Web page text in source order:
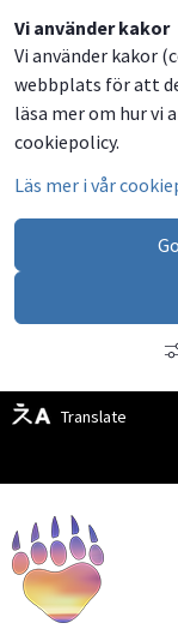
Vi använder kakor
Vi använder kakor
webbplats för att
läsa mer om hur vi
cookiepolicy.
Läs mer i vår
Translate
Dela
på
Facebook
Dela
på
Twitter
Dela
på
LinkedIn
Dela
via
email
Besök
oss
på
Facebook